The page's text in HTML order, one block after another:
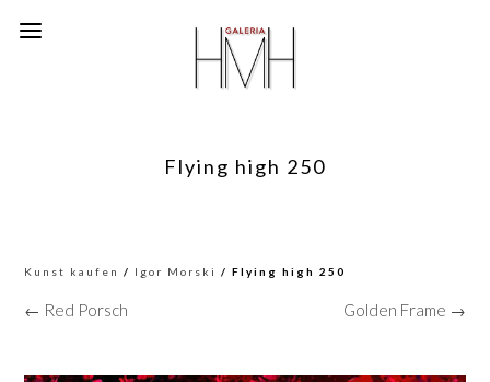
Flying high 250
Kunst kaufen / Igor Morski / Flying high 250
← Red Porsch Golden Frame →